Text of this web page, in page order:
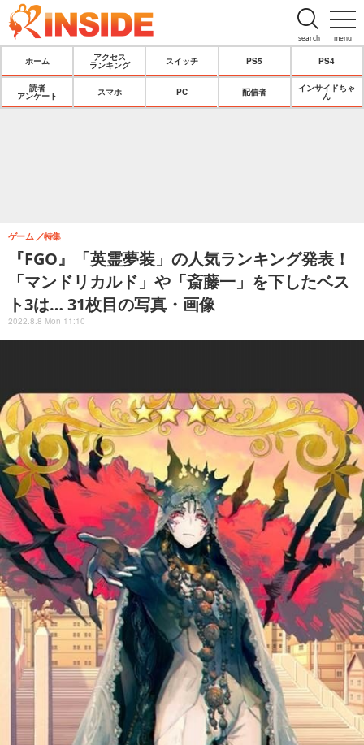
menu
search
ホーム
アクセス
ランキング
スイッチ PS5 PS4
読者
アンケート
スマホ PC 配信者
インサイドちゃ
ん
『FGO』「英霊夢装」の人気ランキング発表！
「マンドリカルド」や「斎藤一」を下したベス
ト3は… 31枚目の写真・画像
ゲーム 特集
2022.8.8 Mon 11:10